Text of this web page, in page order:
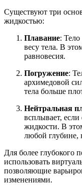
Существуют три
жидкостью:
Плавание: Тело
весу тела. В
равновесия.
Погружение:
архимедовой
тела больше
Нейтральная
всплывает, если
жидкости. В
любой глубине,
Для более глубокого
использовать
позволяющие
изменениями.